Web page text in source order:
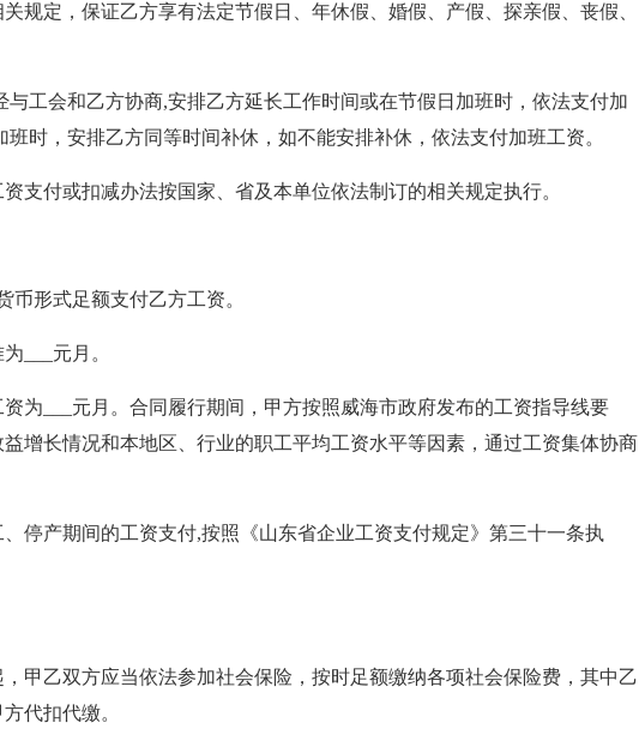
规定，保证乙方享有法定节假日、年休假、婚假、产假、探亲假、丧假、
与工会和乙方协商,安排乙方延长工作时间或在节假日加班时，依法支付加
时，安排乙方同等时间补休，如不能安排补休，依法支付加班工资。
支付或扣减办法按国家、省及本单位依法制订的相关规定执行。
币形式足额支付乙方工资。
___元月。
为___元月。合同履行期间，甲方按照威海市政府发布的工资指导线要
增长情况和本地区、行业的职工平均工资水平等因素，通过工资集体协商
停产期间的工资支付,按照《山东省企业工资支付规定》第三十一条执
甲乙双方应当依法参加社会保险，按时足额缴纳各项社会保险费，其中乙
代扣代缴。